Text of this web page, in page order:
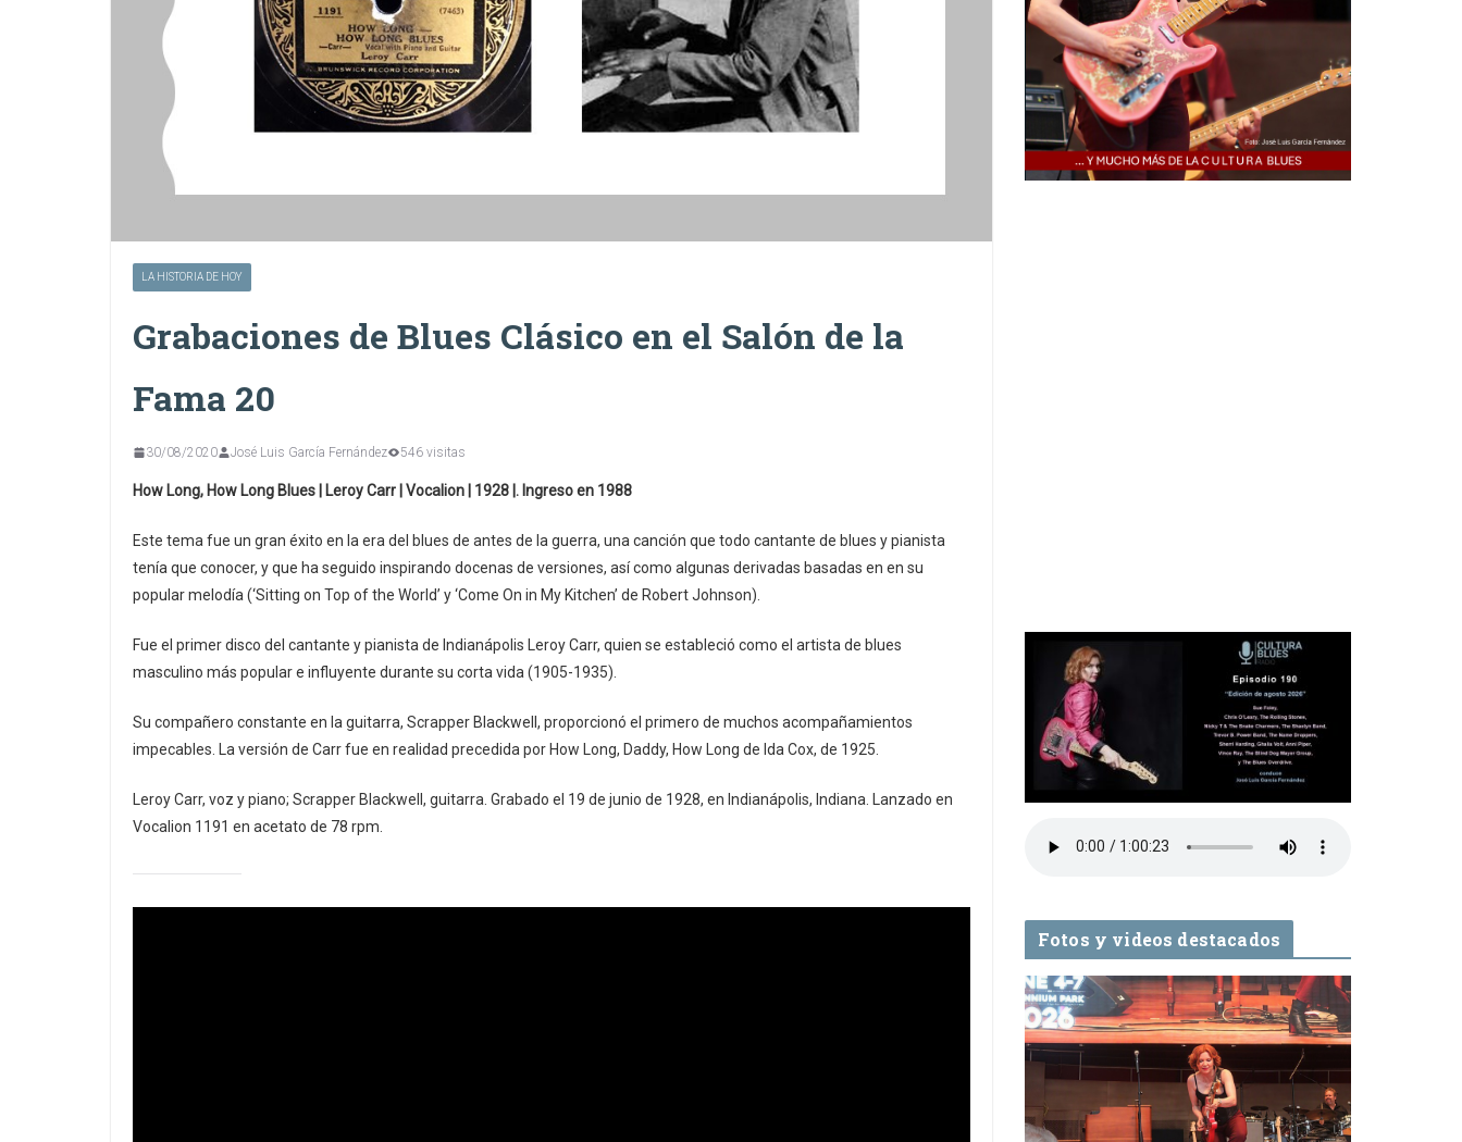
LA HISTORIA DE HOY
Grabaciones de Blues Clásico en el Salón de la
Fama 20
30/08/2020 José Luis García Fernández 546 visitas
How Long, How Long Blues | Leroy Carr | Vocalion | 1928 |. Ingreso en 1988
Este tema fue un gran éxito en la era del blues de antes de la guerra, una canción que todo cantante de blues y pianista
tenía que conocer, y que ha seguido inspirando docenas de versiones, así como algunas derivadas basadas ​​en en su
popular melodía (‘Sitting on Top of the World’ y ‘Come On in My Kitchen’ de Robert Johnson).
Fue el primer disco del cantante y pianista de Indianápolis Leroy Carr, quien se estableció como el artista de blues
masculino más popular e influyente durante su corta vida (1905-1935).
Su compañero constante en la guitarra, Scrapper Blackwell, proporcionó el primero de muchos acompañamientos
impecables. La versión de Carr fue en realidad precedida por How Long, Daddy, How Long de Ida Cox, de 1925.
Leroy Carr, voz y piano; Scrapper Blackwell, guitarra. Grabado el 19 de junio de 1928, en Indianápolis, Indiana. Lanzado en
Vocalion 1191 en acetato de 78 rpm.
Fotos y videos destacados